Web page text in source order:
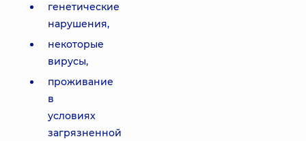
генетические
нарушения,
некоторые
вирусы,
проживание
в
условиях
загрязненной